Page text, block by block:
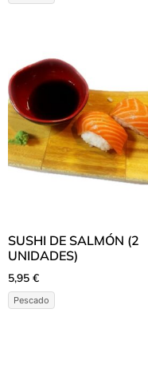
SUSHI DE SALMÓN (2
UNIDADES)
5,95 €
Pescado